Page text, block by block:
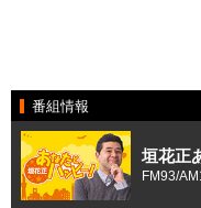
番組情報
垣花正
FM93/